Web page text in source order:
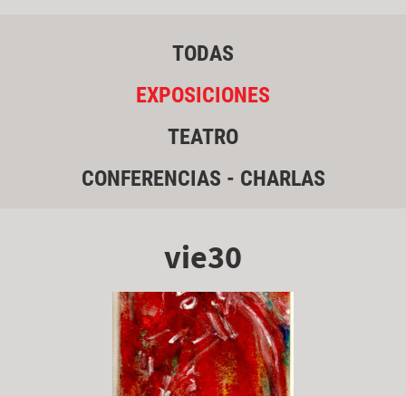
TODAS
EXPOSICIONES
TEATRO
CONFERENCIAS - CHARLAS
vie30